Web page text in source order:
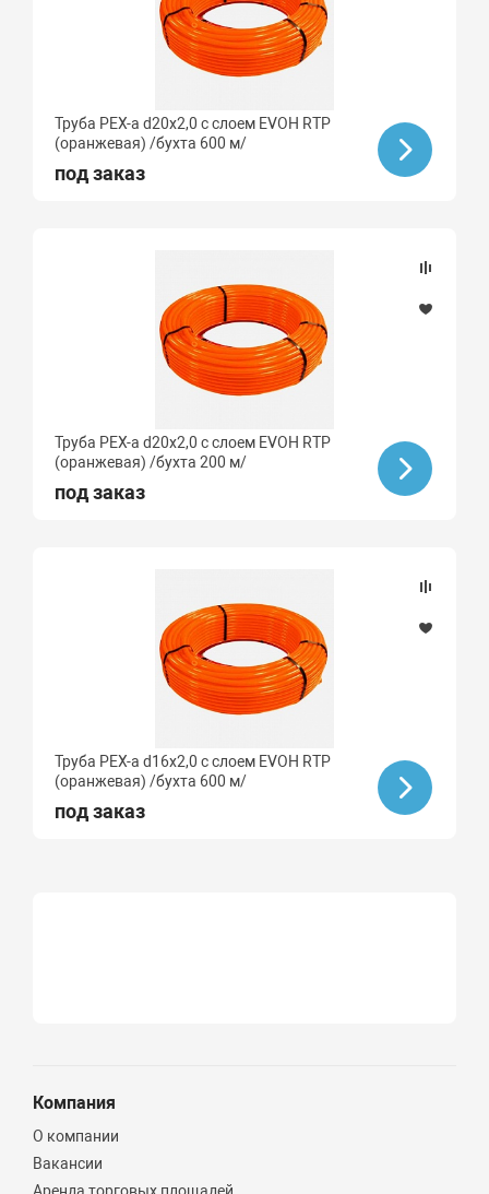
Труба PEX-a d20х2,0 с слоем EVOH RTP
(оранжевая) /бухта 600 м/
под заказ
Труба PEX-a d20х2,0 с слоем EVOH RTP
(оранжевая) /бухта 200 м/
под заказ
Труба PEX-a d16х2,0 с слоем EVOH RTP
(оранжевая) /бухта 600 м/
под заказ
Компания
О компании
Вакансии